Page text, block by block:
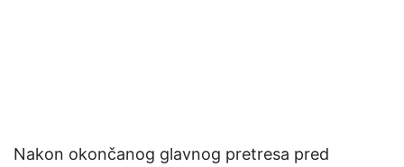
Nakon okončanog glavnog pretresa pred